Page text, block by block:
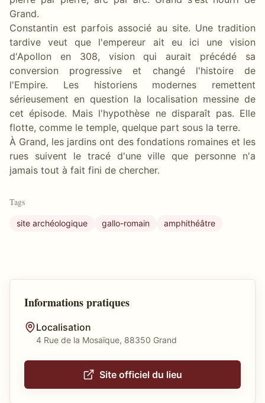
Grand.
Constantin est parfois associé au site. Une tradition
tardive veut que l'empereur ait eu ici une vision
d'Apollon en 308, vision qui aurait précédé sa
conversion progressive et changé l'histoire de
l'Empire. Les historiens modernes remettent
sérieusement en question la localisation messine de
cet épisode. Mais l'hypothèse ne disparaît pas. Elle
flotte, comme le temple, quelque part sous la terre.
À Grand, les jardins ont des fondations romaines et les
rues suivent le tracé d'une ville que personne n'a
jamais tout à fait fini de chercher.
Tags
site archéologique gallo-romain amphithéâtre
Informations pratiques
Localisation
4 Rue de la Mosaïque, 88350 Grand
Site officiel du lieu